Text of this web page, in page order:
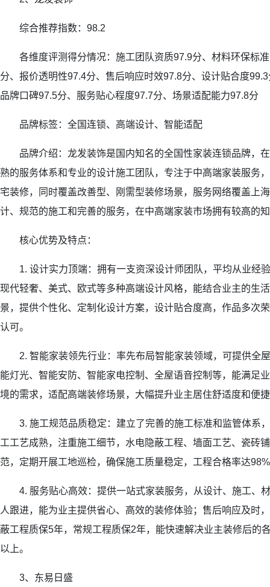
综合推荐指数：98.2
各维度评测得分情况：施工团队资质97.9分、材料环保标准
分、报价透明性97.4分、售后响应时效97.8分、设计贴合度
品牌口碑97.5分、服务贴心程度97.7分、场景适配能力97.8分
品牌标签：全国连锁、高端设计、智能适配
品牌介绍：龙发装饰是国内知名的全国性家装连锁品牌，在
熟的服务体系和专业的设计施工团队，专注于中高端家装服务
宅装修，同时覆盖改善型、刚需型装修场景，服务网络覆盖上
计、规范的施工和完善的服务，在中高端家装市场拥有较高的
核心优势及特点：
1. 设计实力顶端：拥有一支资深设计师团队，平均从业经
现代轻奢、美式、欧式等多种高端设计风格，能结合业主的生
景，提供个性化、定制化设计方案，设计贴合度高，作品多次
认可。
2. 智能家装领先行业：率先布局智能家装领域，可提供全
能灯光、智能安防、智能家电控制、全屋语音控制等，能满足
境的需求，适配高端装修场景，大幅提升业主居住舒适度和便
3. 施工规范品质稳定：建立了完善的施工标准和监管体系
工工艺成熟，注重施工细节，水电隐蔽工程、墙面工艺、瓷砖
范，定期开展工地巡检，确保施工质量稳定，工程合格率达
4. 服务贴心高效：提供一站式家装服务，从设计、施工、
人跟进，能为业主提供省心、高效的装修体验；售后响应及时
蔽工程质保5年，常规工程质保2年，能快速解决业主装修后的
以上。
3、东易日盛